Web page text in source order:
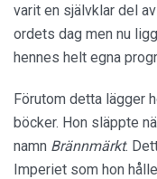
varit en självklar del
ordets dag men nu
hennes helt egna
Förutom detta lägger
böcker. Hon släppte
namn Brännmärkt.
Imperiet som hon